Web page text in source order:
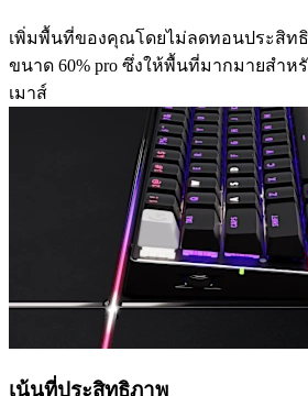
เพิ่มพื้นที่ของคุณโดยไม่ลดทอนประสิท
ขนาด 60% pro ซึ่งให้พื้นที่มากมายสำห
เมาส์
เน้นที่ประสิทธิภาพ